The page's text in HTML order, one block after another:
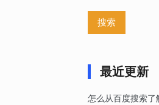
最近更新
怎么从百度搜索